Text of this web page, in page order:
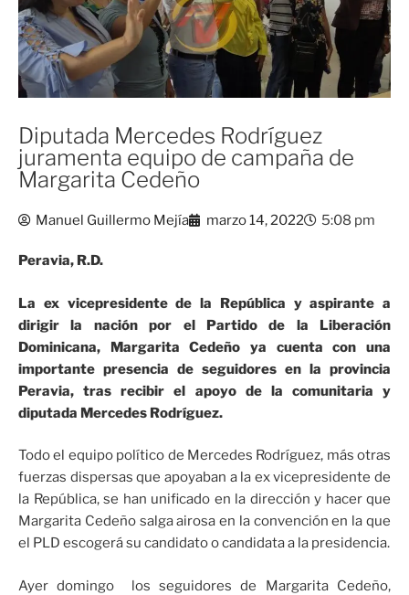
Diputada Mercedes Rodríguez
juramenta equipo de campaña de
Margarita Cedeño
Manuel Guillermo Mejía marzo 14, 2022 5:08 pm
Peravia, R.D.
La ex vicepresidente de la República y aspirante a
dirigir la nación por el Partido de la Liberación
Dominicana, Margarita Cedeño ya cuenta con una
importante presencia de seguidores en la provincia
Peravia, tras recibir el apoyo de la comunitaria y
diputada Mercedes Rodríguez.
Todo el equipo político de Mercedes Rodríguez, más otras
fuerzas dispersas que apoyaban a la ex vicepresidente de
la República, se han unificado en la dirección y hacer que
Margarita Cedeño salga airosa en la convención en la que
el PLD escogerá su candidato o candidata a la presidencia.
Ayer domingo los seguidores de Margarita Cedeño,